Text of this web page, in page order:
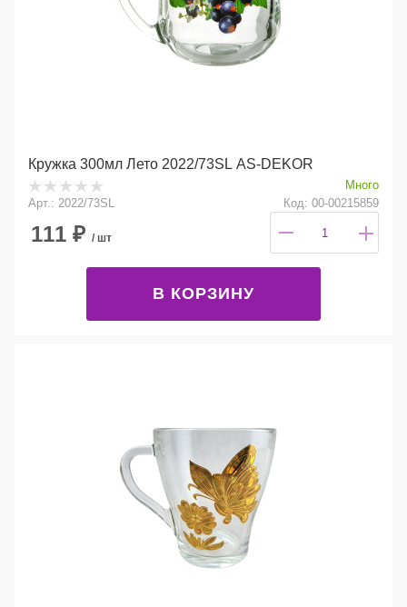
Кружка 300мл Лето 2022/73SL AS-DEKOR
Много
Арт.: 2022/73SL
Код: 00-00215859
111 ₽ / шт
В КОРЗИНУ